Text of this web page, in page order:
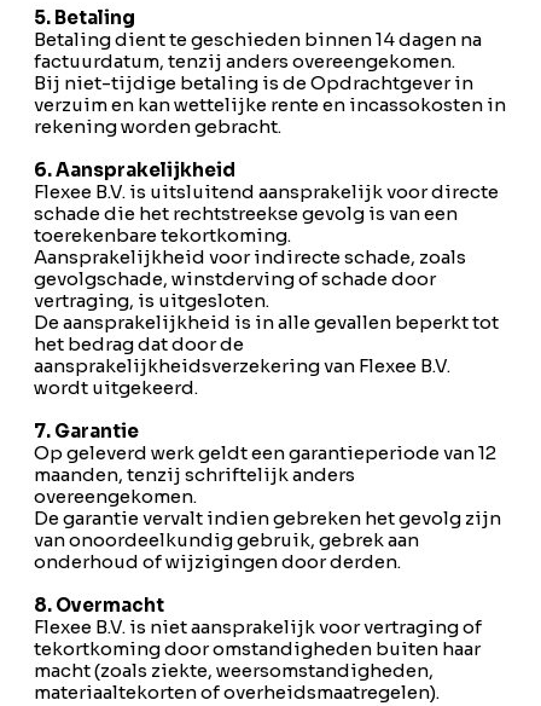
5. Betaling
Betaling dient te geschieden binnen 14 dagen na
factuurdatum, tenzij anders overeengekomen.
Bij niet-tijdige betaling is de Opdrachtgever in
verzuim en kan wettelijke rente en incassokosten in
rekening worden gebracht.
6. Aansprakelijkheid
Flexee B.V. is uitsluitend aansprakelijk voor directe
schade die het rechtstreekse gevolg is van een
toerekenbare tekortkoming.
Aansprakelijkheid voor indirecte schade, zoals
gevolgschade, winstderving of schade door
vertraging, is uitgesloten.
De aansprakelijkheid is in alle gevallen beperkt tot
het bedrag dat door de
aansprakelijkheidsverzekering van Flexee B.V.
wordt uitgekeerd.
7. Garantie
Op geleverd werk geldt een garantieperiode van 12
maanden, tenzij schriftelijk anders
overeengekomen.
De garantie vervalt indien gebreken het gevolg zijn
van onoordeelkundig gebruik, gebrek aan
onderhoud of wijzigingen door derden.
8. Overmacht
Flexee B.V. is niet aansprakelijk voor vertraging of
tekortkoming door omstandigheden buiten haar
macht (zoals ziekte, weersomstandigheden,
materiaaltekorten of overheidsmaatregelen).